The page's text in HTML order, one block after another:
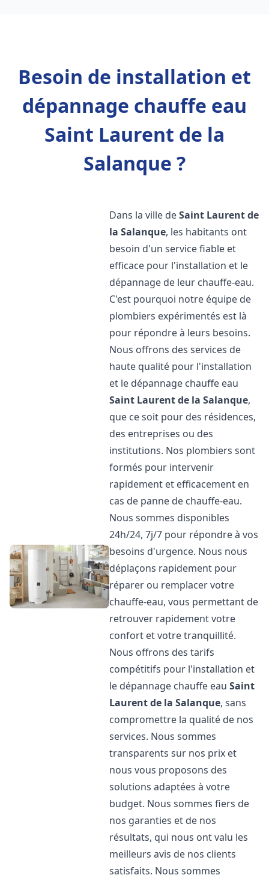
Besoin de installation et
dépannage chauffe eau
Saint Laurent de la
Salanque ?
Dans la ville deSaint Laurent de
la Salanque, les habitants ont
besoin d'un service fiable et
efficace pour l'installation et le
dépannage de leur chauffe-eau.
C'est pourquoi notre équipe de
plombiers expérimentés est là
pour répondre à leurs besoins.
Nous offrons des services de
haute qualité pour l'installation
et le dépannage chauffe eau
Saint Laurent de la Salanque,
que ce soit pour des résidences,
des entreprises ou des
institutions. Nos plombiers sont
formés pour intervenir
rapidement et efficacement en
cas de panne de chauffe-eau.
Nous sommes disponibles
24h/24, 7j/7 pour répondre à vos
besoins d'urgence. Nous nous
déplaçons rapidement pour
réparer ou remplacer votre
chauffe-eau, vous permettant de
retrouver rapidement votre
confort et votre tranquillité.
Nous offrons des tarifs
compétitifs pour l'installation et
le dépannage chauffe eauSaint
Laurent de la Salanque, sans
compromettre la qualité de nos
services. Nous sommes
transparents sur nos prix et
nous vous proposons des
solutions adaptées à votre
budget. Nous sommes fiers de
nos garanties et de nos
résultats, qui nous ont valu les
meilleurs avis de nos clients
satisfaits. Nous sommes